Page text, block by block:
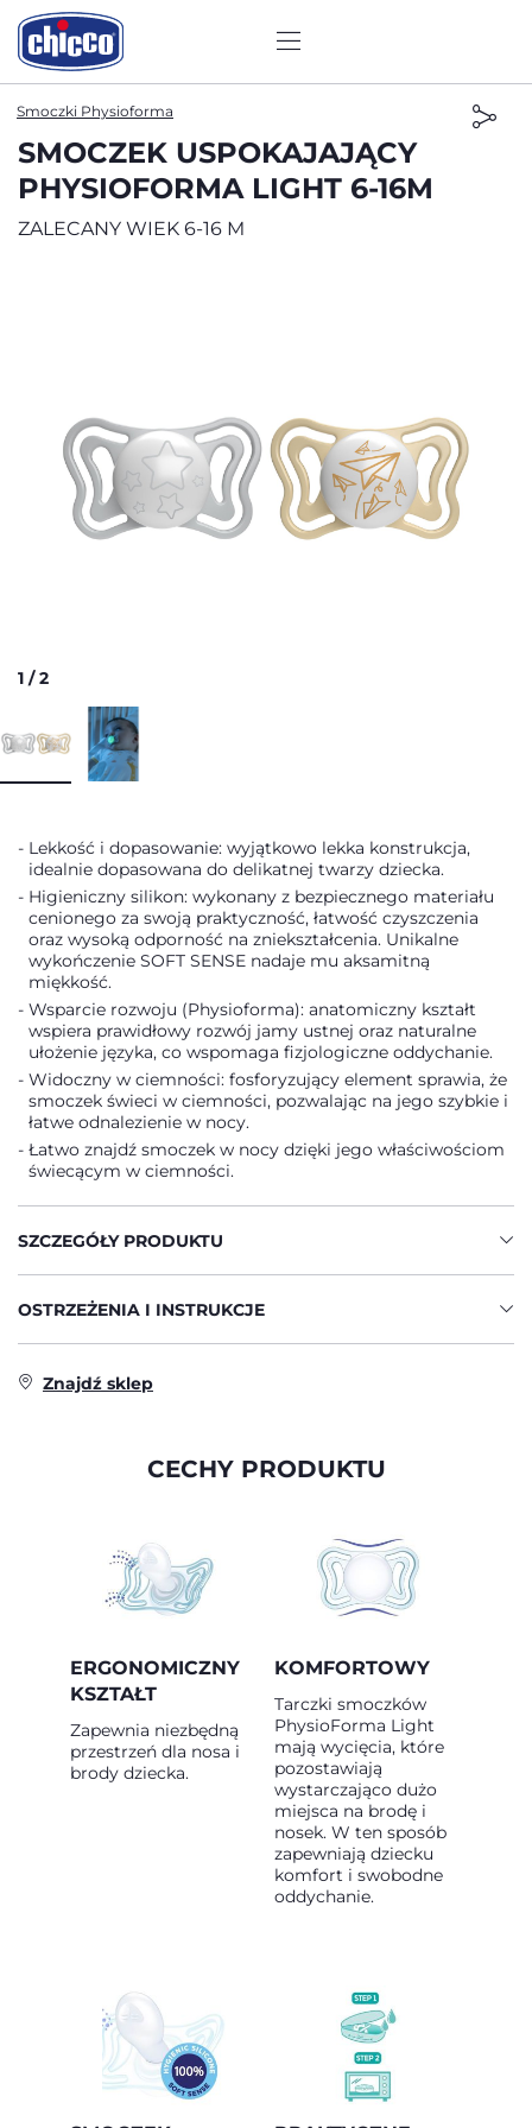
Smoczki Physioforma
SMOCZEK USPOKAJAJĄCY
PHYSIOFORMA LIGHT 6-16M
ZALECANY WIEK 6-16 M
1 /2
Lekkość i dopasowanie: wyjątkowo lekka konstrukcja,
idealnie dopasowana do delikatnej twarzy dziecka.
Higieniczny silikon: wykonany z bezpiecznego materiału
cenionego za swoją praktyczność, łatwość czyszczenia
oraz wysoką odporność na zniekształcenia. Unikalne
wykończenie SOFT SENSE nadaje mu aksamitną
miękkość.
Wsparcie rozwoju (Physioforma): anatomiczny kształt
wspiera prawidłowy rozwój jamy ustnej oraz naturalne
ułożenie języka, co wspomaga fizjologiczne oddychanie.
Widoczny w ciemności: fosforyzujący element sprawia, że
smoczek świeci w ciemności, pozwalając na jego szybkie i
łatwe odnalezienie w nocy.
Łatwo znajdź smoczek w nocy dzięki jego właściwościom
świecącym w ciemności.
SZCZEGÓŁY PRODUKTU
OSTRZEŻENIA I INSTRUKCJE
Znajdź sklep
CECHY PRODUKTU
ERGONOMICZNY
KSZTAŁT
Zapewnia niezbędną
przestrzeń dla nosa i
brody dziecka.
KOMFORTOWY
Tarczki smoczków
PhysioForma Light
mają wycięcia, które
pozostawiają
wystarczająco dużo
miejsca na brodę i
nosek. W ten sposób
zapewniają dziecku
komfort i swobodne
oddychanie.